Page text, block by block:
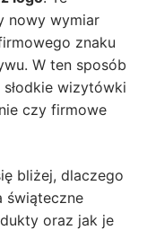
nowy wymiar
znaku
W ten sposób
wizytówki
czy firmowe
bliżej, dlaczego
świąteczne
oraz jak je